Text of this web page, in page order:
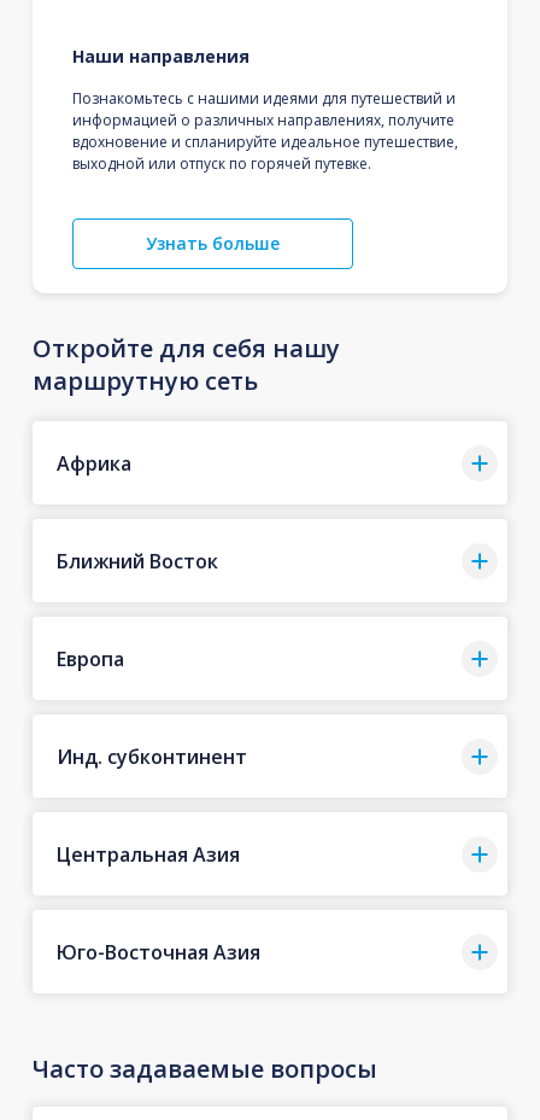
Наши направления
Познакомьтесь с нашими идеями для путешествий и
информацией о различных направлениях, получите
вдохновение и спланируйте идеальное путешествие,
выходной или отпуск по горячей путевке.
Узнать больше
Откройте для себя нашу
маршрутную сеть
Африка
Ближний Восток
Европа
Инд. субконтинент
Центральная Азия
Юго-Восточная Азия
Часто задаваемые вопросы